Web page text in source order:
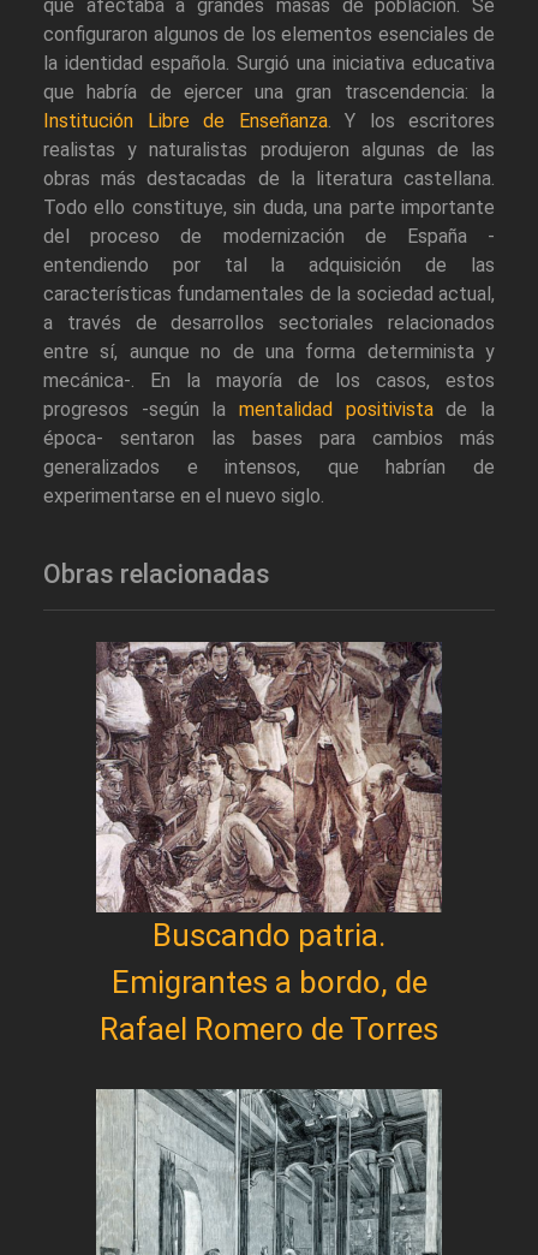
que afectaba a grandes masas de población. Se
configuraron algunos de los elementos esenciales de
la identidad española. Surgió una iniciativa educativa
que habría de ejercer una gran trascendencia: la
Institución Libre de Enseñanza. Y los escritores
realistas y naturalistas produjeron algunas de las
obras más destacadas de la literatura castellana.
Todo ello constituye, sin duda, una parte importante
del proceso de modernización de España -
entendiendo por tal la adquisición de las
características fundamentales de la sociedad actual,
a través de desarrollos sectoriales relacionados
entre sí, aunque no de una forma determinista y
mecánica-. En la mayoría de los casos, estos
progresos -según la mentalidad positivistade la
época- sentaron las bases para cambios más
generalizados e intensos, que habrían de
experimentarse en el nuevo siglo.
Obras relacionadas
Buscando patria.
Emigrantes a bordo, de
Rafael Romero de Torres